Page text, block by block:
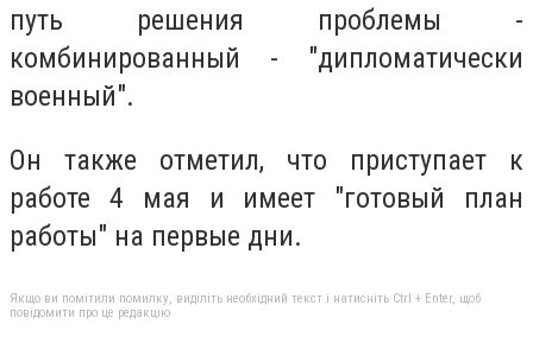
путь решения проблемы -
комбинированный - "дипломатически
военный".
Он также отметил, что приступает к
работе 4 мая и имеет "готовый план
работы" на первые дни.
Якщо ви помітили помилку, виділіть необхідний текст і натисніть Ctrl + Enter, щоб
повідомити про це редакцію